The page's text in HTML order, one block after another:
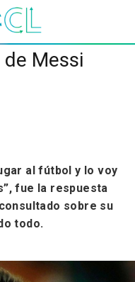
Messi
al fútbol y lo voy
fue la respuesta
sobre su
todo.